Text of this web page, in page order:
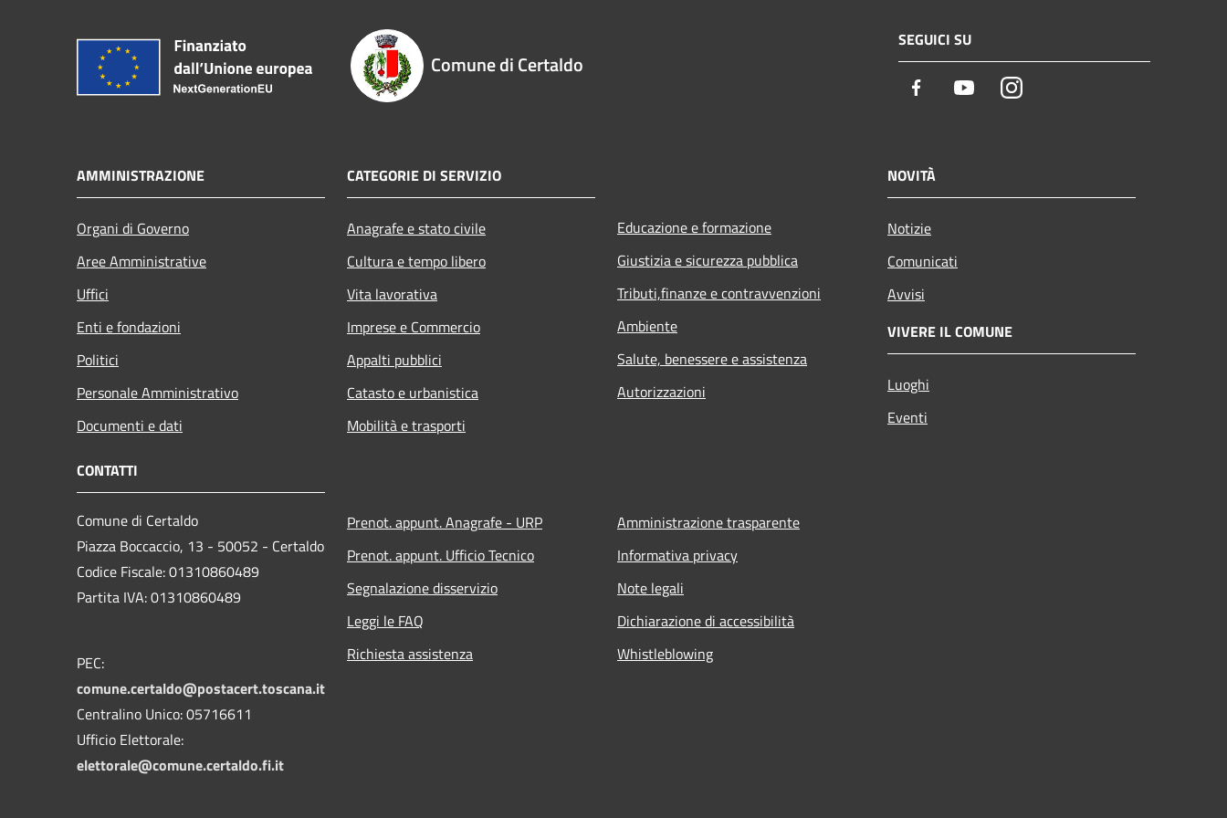
Comune di Certaldo
SEGUICI SU
Facebook YoutubeInstagram
AMMINISTRAZIONE
Organi di Governo
Aree Amministrative
Uffici
Enti e fondazioni
Politici
Personale Amministrativo
Documenti e dati
CATEGORIE DI SERVIZIO
Anagrafe e stato civile
Cultura e tempo libero
Vita lavorativa
Imprese e Commercio
Appalti pubblici
Catasto e urbanistica
Mobilità e trasporti
Educazione e formazione
Giustizia e sicurezza pubblica
Tributi,finanze e contravvenzioni
Ambiente
Salute, benessere e assistenza
Autorizzazioni
NOVITÀ
Notizie
Comunicati
Avvisi
VIVERE IL COMUNE
Luoghi
Eventi
CONTATTI
Comune di Certaldo
Piazza Boccaccio, 13 - 50052 - Certaldo
Codice Fiscale: 01310860489
Partita IVA: 01310860489
PEC:
comune.certaldo@postacert.toscana.it
Centralino Unico: 05716611
Ufficio Elettorale:
elettorale@comune.certaldo.fi.it
Prenot. appunt. Anagrafe - URP
Prenot. appunt. Ufficio Tecnico
Segnalazione disservizio
Leggi le FAQ
Richiesta assistenza
Amministrazione trasparente
Informativa privacy
Note legali
Dichiarazione di accessibilità
Whistleblowing